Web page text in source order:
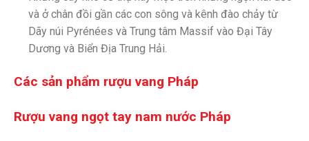
và ở chân đồi gần các con sông và kênh đào chảy từ
Dãy núi Pyrénées và Trung tâm Massif vào Đại Tây
Dương và Biển Địa Trung Hải.
Các sản phẩm rượu vang Pháp
Rượu vang ngọt tay nam nước Pháp